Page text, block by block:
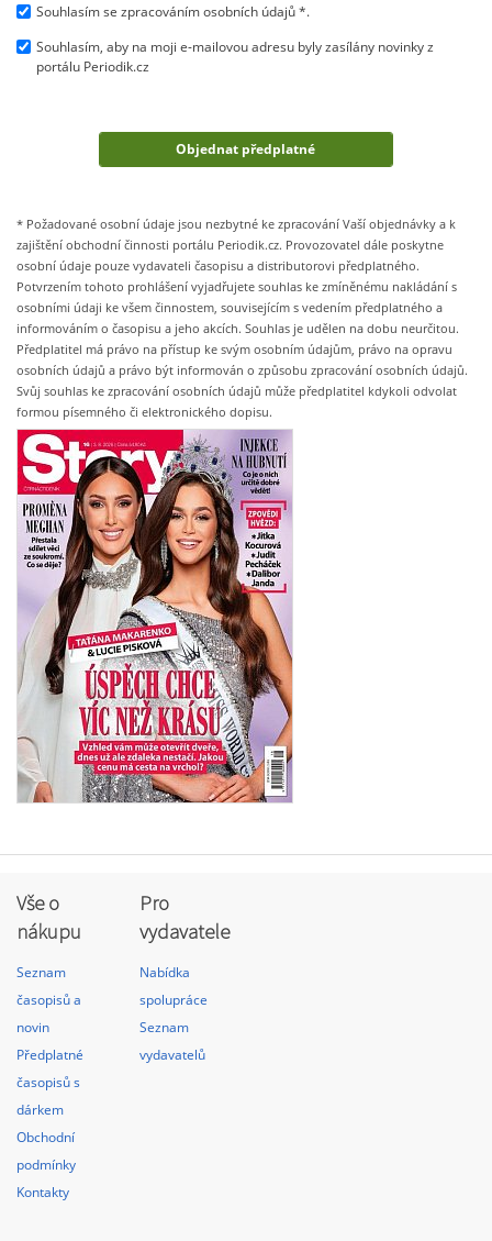
Souhlasím se zpracováním osobních údajů *.
Souhlasím, aby na moji e-mailovou adresu byly zasílány novinky z
portálu Periodik.cz
* Požadované osobní údaje jsou nezbytné ke zpracování Vaší objednávky a k
zajištění obchodní činnosti portálu Periodik.cz. Provozovatel dále poskytne
osobní údaje pouze vydavateli časopisu a distributorovi předplatného.
Potvrzením tohoto prohlášení vyjadřujete souhlas ke zmíněnému nakládání s
osobními údaji ke všem činnostem, souvisejícím s vedením předplatného a
informováním o časopisu a jeho akcích. Souhlas je udělen na dobu neurčitou.
Předplatitel má právo na přístup ke svým osobním údajům, právo na opravu
osobních údajů a právo být informován o způsobu zpracování osobních údajů.
Svůj souhlas ke zpracování osobních údajů může předplatitel kdykoli odvolat
formou písemného či elektronického dopisu.
Vše o
nákupu
Seznam
časopisů a
novin
Předplatné
časopisů s
dárkem
Obchodní
podmínky
Kontakty
Pro
vydavatele
Nabídka
spolupráce
Seznam
vydavatelů